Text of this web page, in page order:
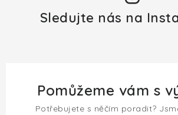
Sledujte nás na
Pomůžeme vám s
Potřebujete s něčím poradit?